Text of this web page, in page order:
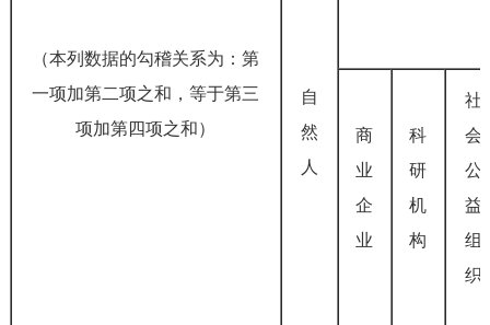
（本列数据的勾稽关系为：第
一项加第二项之和，等于第三
项加第四项之和）
自
然
人
商
业
企
业
科
研
机
构
社
会
公
益
组
织